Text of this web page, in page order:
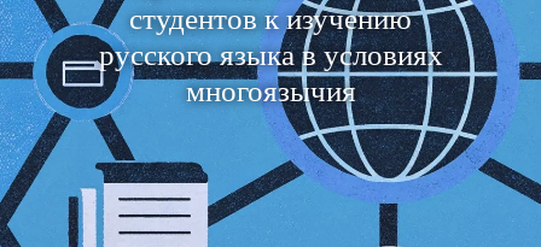
студентов к изучению
русского языка в условиях
многоязычия